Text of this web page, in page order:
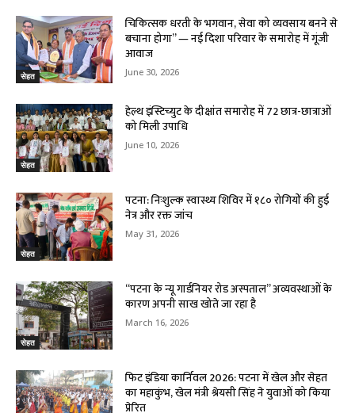
सेहत
चिकित्सक धरती के भगवान, सेवा को व्यवसाय बनने से
बचाना होगा” — नई दिशा परिवार के समारोह में गूंजी
आवाज
June 30, 2026
सेहत
हेल्थ इंस्टिच्युट के दीक्षांत समारोह में 72 छात्र-छात्राओं
को मिली उपाधि
June 10, 2026
सेहत
पटना: निःशुल्क स्वास्थ्य शिविर में १८० रोगियों की हुई
नेत्र और रक्त जांच
May 31, 2026
सेहत
“पटना के न्यू गार्डनियर रोड अस्पताल” अव्यवस्थाओं के
कारण अपनी साख खोते जा रहा है
March 16, 2026
फिट इंडिया कार्निवल 2026: पटना में खेल और सेहत
का महाकुंभ, खेल मंत्री श्रेयसी सिंह ने युवाओं को किया
प्रेरित